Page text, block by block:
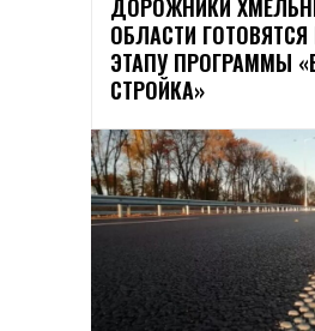
ДОРОЖНИКИ
ОБЛАСТИ ГОТОВЯТСЯ
ЭТАПУ ПРОГРАММЫ
СТРОЙКА»